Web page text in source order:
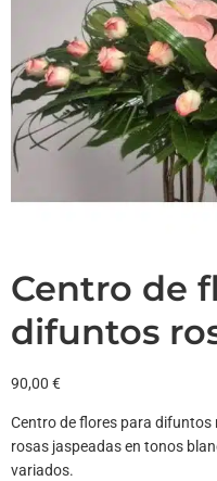
Centro de
difuntos
90,00 €
Centro de flores para
rosas jaspeadas en tonos
variados.